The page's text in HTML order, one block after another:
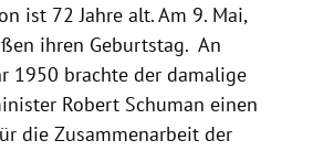
ist 72 Jahre alt. Am 9. Mai,
ihren Geburtstag. An
1950 brachte der damalige
Robert Schuman einen
die Zusammenarbeit der